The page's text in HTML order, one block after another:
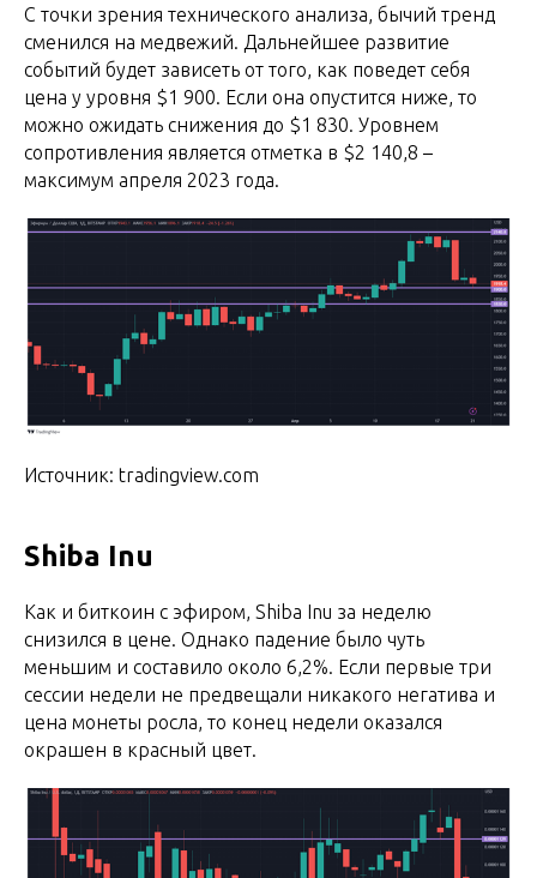
С точки зрения технического анализа, бычий тренд
сменился на медвежий. Дальнейшее развитие
событий будет зависеть от того, как поведет себя
цена у уровня $1 900. Если она опустится ниже, то
можно ожидать снижения до $1 830. Уровнем
сопротивления является отметка в $2 140,8 –
максимум апреля 2023 года.
Источник: tradingview.com
Shiba Inu
Как и биткоин с эфиром, Shiba Inu за неделю
снизился в цене. Однако падение было чуть
меньшим и составило около 6,2%. Если первые три
сессии недели не предвещали никакого негатива и
цена монеты росла, то конец недели оказался
окрашен в красный цвет.